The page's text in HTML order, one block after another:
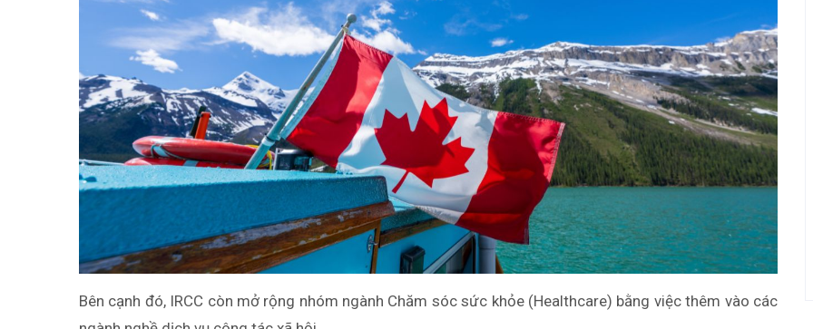
Bên cạnh đó, IRCC còn mở rộng nhóm ngành Chăm sóc sức khỏe (Healthcare) bằng việc thêm vào các